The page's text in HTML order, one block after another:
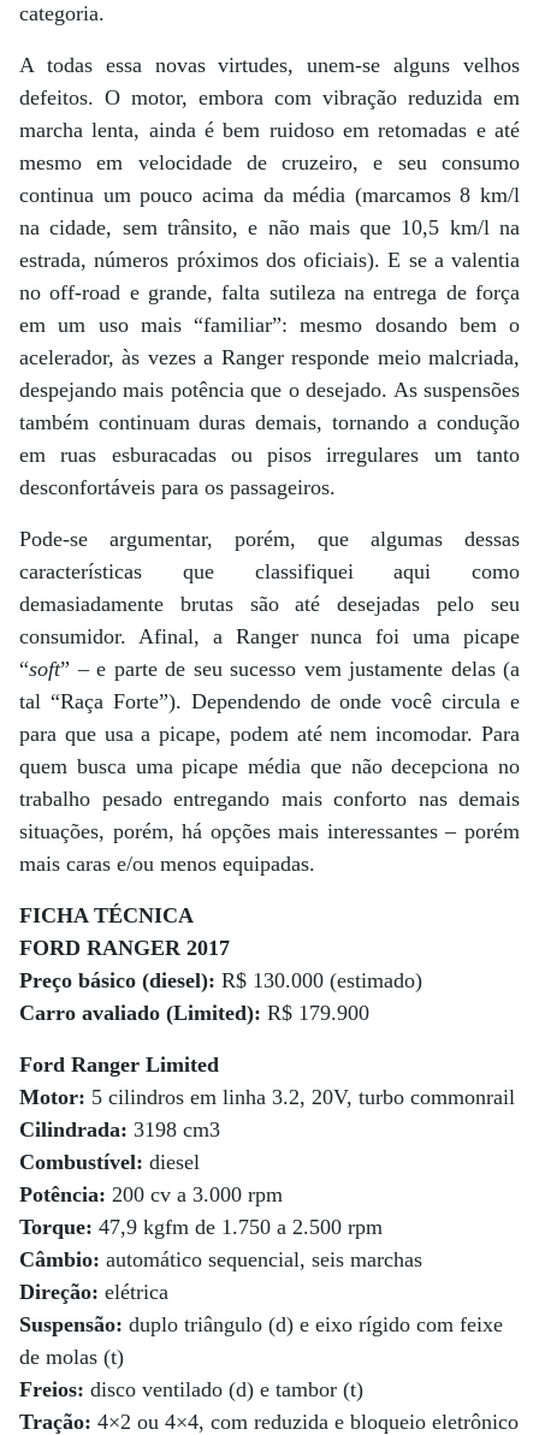
categoria.
A todas essa novas virtudes, unem-se alguns velhos
defeitos. O motor, embora com vibração reduzida em
marcha lenta, ainda é bem ruidoso em retomadas e até
mesmo em velocidade de cruzeiro, e seu consumo
continua um pouco acima da média (marcamos 8 km/l
na cidade, sem trânsito, e não mais que 10,5 km/l na
estrada, números próximos dos oficiais). E se a valentia
no off-road e grande, falta sutileza na entrega de força
em um uso mais “familiar”: mesmo dosando bem o
acelerador, às vezes a Ranger responde meio malcriada,
despejando mais potência que o desejado. As suspensões
também continuam duras demais, tornando a condução
em ruas esburacadas ou pisos irregulares um tanto
desconfortáveis para os passageiros.
Pode-se argumentar, porém, que algumas dessas
características que classifiquei aqui como
demasiadamente brutas são até desejadas pelo seu
consumidor. Afinal, a Ranger nunca foi uma picape
“soft” – e parte de seu sucesso vem justamente delas (a
tal “Raça Forte”). Dependendo de onde você circula e
para que usa a picape, podem até nem incomodar. Para
quem busca uma picape média que não decepciona no
trabalho pesado entregando mais conforto nas demais
situações, porém, há opções mais interessantes – porém
mais caras e/ou menos equipadas.
FICHA TÉCNICA
FORD RANGER 2017
Preço básico (diesel): R$ 130.000 (estimado)
Carro avaliado (Limited): R$ 179.900
Ford Ranger Limited
Motor: 5 cilindros em linha 3.2, 20V, turbo commonrail
Cilindrada: 3198 cm3
Combustível: diesel
Potência: 200 cv a 3.000 rpm
Torque: 47,9 kgfm de 1.750 a 2.500 rpm
Câmbio: automático sequencial, seis marchas
Direção: elétrica
Suspensão: duplo triângulo (d) e eixo rígido com feixe
de molas (t)
Freios: disco ventilado (d) e tambor (t)
Tração: 4×2 ou 4×4, com reduzida e bloqueio eletrônico